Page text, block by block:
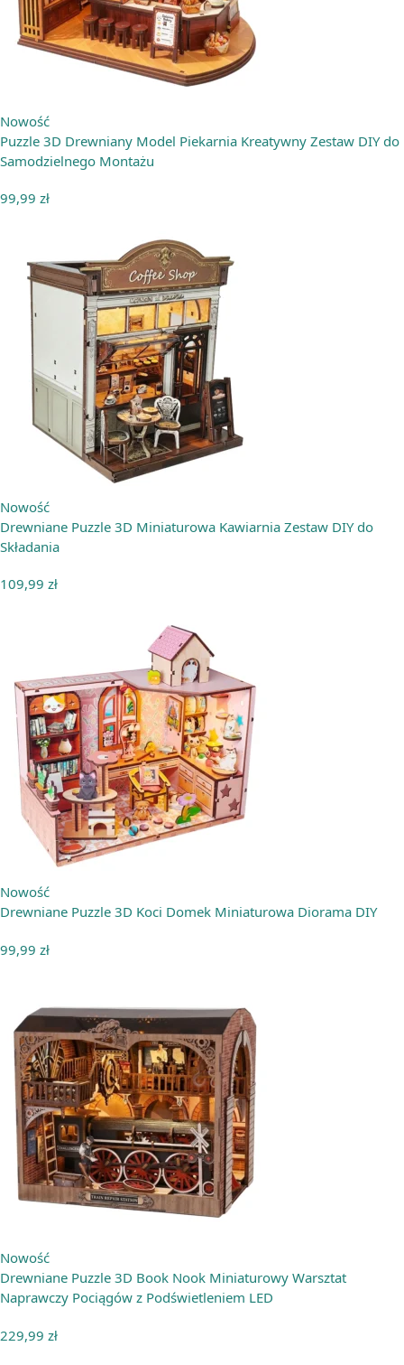
Nowość
Puzzle 3D Drewniany Model Piekarnia Kreatywny Zestaw DIY do
Samodzielnego Montażu
99,99 zł
Nowość
Drewniane Puzzle 3D Miniaturowa Kawiarnia Zestaw DIY do
Składania
109,99 zł
Nowość
Drewniane Puzzle 3D Koci Domek Miniaturowa Diorama DIY
99,99 zł
Nowość
Drewniane Puzzle 3D Book Nook Miniaturowy Warsztat
Naprawczy Pociągów z Podświetleniem LED
229,99 zł